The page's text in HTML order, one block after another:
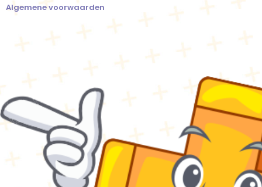
Algemene voorwaarden